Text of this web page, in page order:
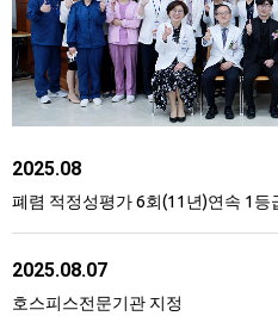
2025.08
폐렴 적정성평가 6회(11년)연속 1등
2025.08.07
호스피스전문기관 지정